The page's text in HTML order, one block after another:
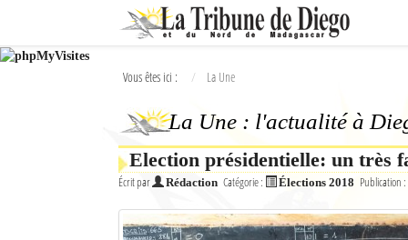
Ok
L'actualité à Diego Suarez
Vous êtes ici : La Une
La Une : l'actualité à
Election présidentielle: un très
Écrit par Rédaction Catégorie : Élections 2018 Publication :